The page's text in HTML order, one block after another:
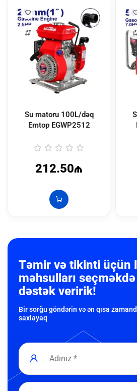
Su matoru 100L/dəq
Emtop EGWP2512
212.50₼
Təmir və tikinti üçün
məhsulları
dəstək veririk!
Bir sorğu göndərin və ən qısa
saxlayaq